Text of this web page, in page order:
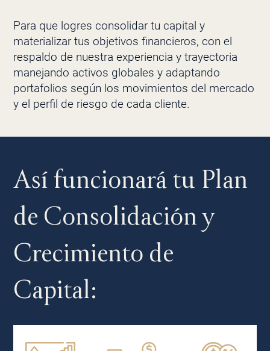
Para que logres consolidar tu capital y
materializar tus objetivos financieros, con el
respaldo de nuestra experiencia y trayectoria
manejando activos globales y adaptando
portafolios según los movimientos del mercado
y el perfil de riesgo de cada cliente.
Así funcionará tu Plan
de Consolidación y
Crecimiento de
Capital: